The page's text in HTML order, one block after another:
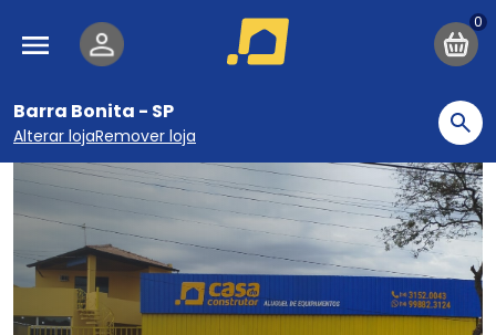
Pular para o conteúdo principal
Navegação principal
Barra Bonita - SP
Alterar lojaRemover loja